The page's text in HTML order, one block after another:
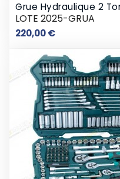
Grue Hydraulique 2
LOTE 2025-GRUA
220,00 €Prix